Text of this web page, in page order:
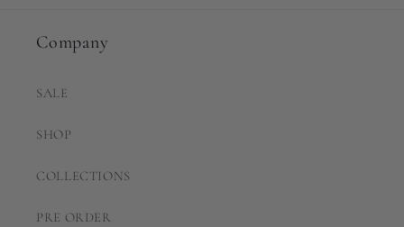
Company
SALE
SHOP
COLLECTIONS
PRE ORDER